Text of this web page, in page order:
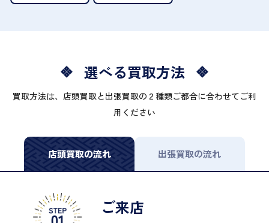
選べる買取方法
買取方法は、店頭買取と出張買取の２種類ご都合に合わせてご利
用ください
店頭買取の流れ 出張買取の流れ
ご来店